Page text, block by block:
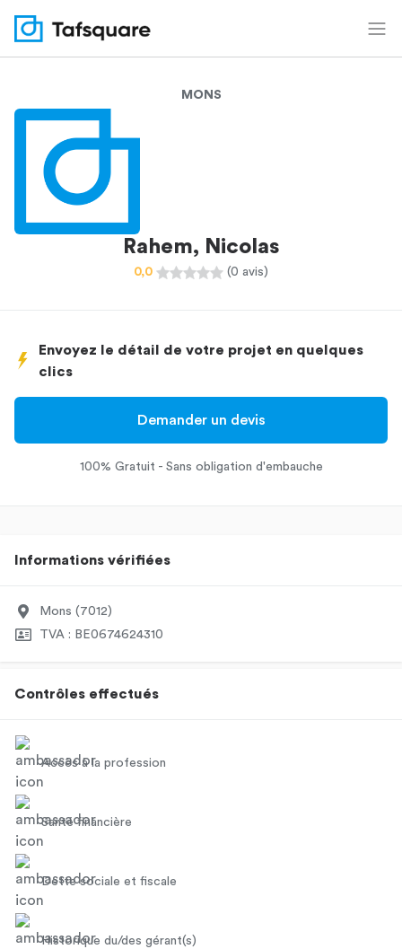
MONS
Rahem, Nicolas
0,0 (0 avis)
Envoyez le détail de votre projet en quelques
clics
Demander un devis
100% Gratuit - Sans obligation d'embauche
Informations vérifiées
Mons (7012)
TVA : BE0674624310
Contrôles effectués
Accès à la profession
Santé financière
Dette sociale et fiscale
Historique du/des gérant(s)